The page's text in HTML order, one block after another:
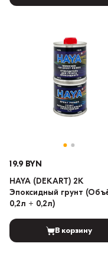
19.9 BYN
HAYA (DEKART) 2K
Эпоксидный грунт (Объём:
0,2л + 0,2л)
В корзину